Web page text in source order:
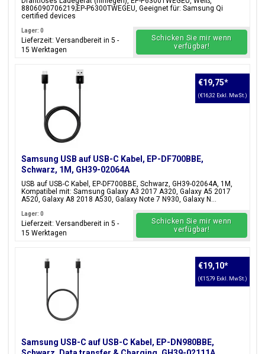
8806090706219;EP-P6300TWEGEU, Geeignet für: Samsung Qi
certified devices
Lager: 0
Lieferzeit: Versandbereit in 5 -
15 Werktagen
Schicken Sie mir wenn
verfügbar!
Samsung USB auf USB-C Kabel, EP-DF700BBE,
Schwarz, 1M, GH39-02064A
USB auf USB-C Kabel, EP-DF700BBE, Schwarz, GH39-02064A, 1M,
Kompatibel mit: Samsung Galaxy A3 2017 A320, Galaxy A5 2017
A520, Galaxy A8 2018 A530, Galaxy Note 7 N930, Galaxy N...
€19,75*
(€16,32 Exkl. MwSt.)
Lager: 0
Lieferzeit: Versandbereit in 5 -
15 Werktagen
Schicken Sie mir wenn
verfügbar!
Samsung USB-C auf USB-C Kabel, EP-DN980BBE,
€19,10*
(€15,79 Exkl. MwSt.)